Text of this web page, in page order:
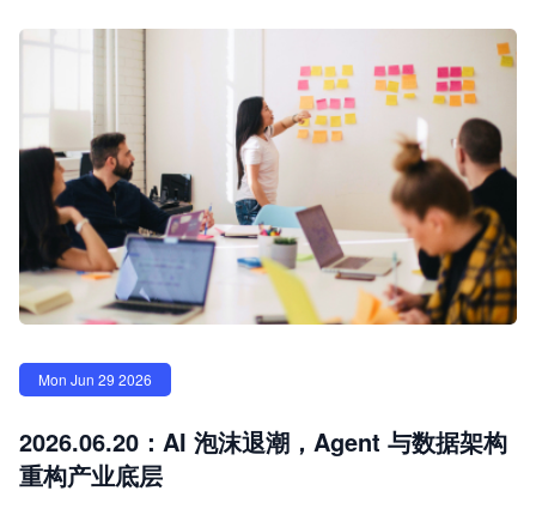
Mon Jun 29 2026
2026.06.20：AI 泡沫退潮，Agent 与数据架构
重构产业底层